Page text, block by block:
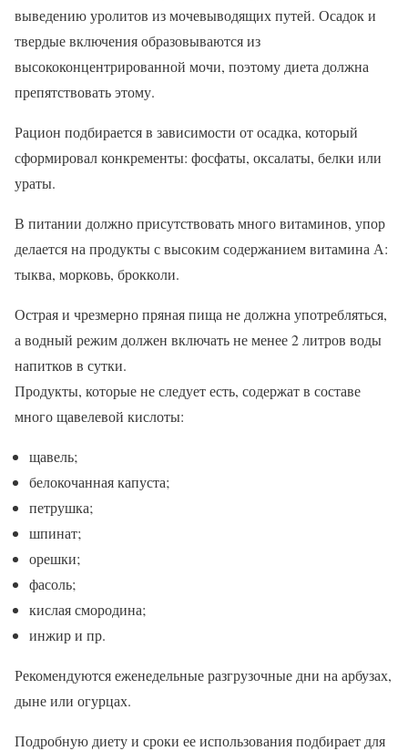
выведению уролитов из мочевыводящих путей. Осадок и
твердые включения образовываются из
высококонцентрированной мочи, поэтому диета должна
препятствовать этому.
Рацион подбирается в зависимости от осадка, который
сформировал конкременты: фосфаты, оксалаты, белки или
ураты.
В питании должно присутствовать много витаминов, упор
делается на продукты с высоким содержанием витамина А:
тыква, морковь, брокколи.
Острая и чрезмерно пряная пища не должна употребляться,
а водный режим должен включать не менее 2 литров воды
напитков в сутки.
Продукты, которые не следует есть, содержат в составе
много щавелевой кислоты:
щавель;
белокочанная капуста;
петрушка;
шпинат;
орешки;
фасоль;
кислая смородина;
инжир и пр.
Рекомендуются еженедельные разгрузочные дни на арбузах,
дыне или огурцах.
Подробную диету и сроки ее использования подбирает для